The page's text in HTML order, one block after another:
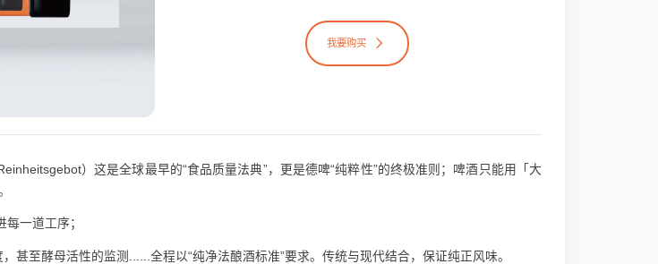
我要购买
）这是全球最早的“食品质量法典”，更是德啤“纯粹性”的终极准则；啤酒只能用「大
每一道工序；
甚至酵母活性的监测......全程以“纯净法酿酒标准”要求。传统与现代结合，保证纯正风味。